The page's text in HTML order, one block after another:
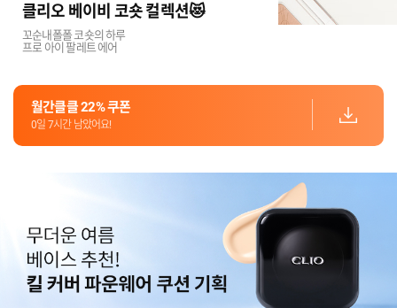
클리오 베이비 코숏 컬렉션😻
꼬순내폴폴 코숏의 하루
프로 아이 팔레트 에어
월간클클 22% 쿠폰
0일 7시간 남았어요!